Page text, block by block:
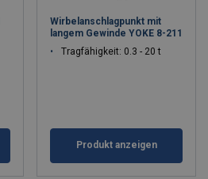
Wirbelanschlagpunkt mit
langem Gewinde YOKE 8-211
Tragfähigkeit: 0.3 - 20 t
Produkt anzeigen